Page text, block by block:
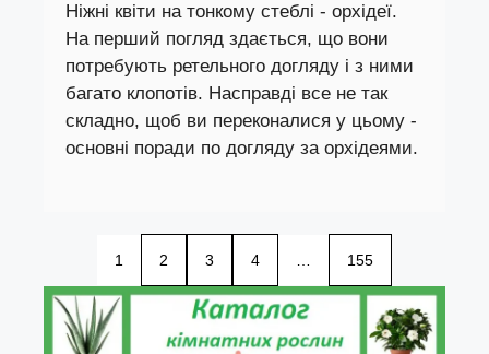
Ніжні квіти на тонкому стеблі - орхідеї.
На перший погляд здається, що вони
потребують ретельного догляду і з ними
багато клопотів. Насправді все не так
складно, щоб ви переконалися у цьому -
основні поради по догляду за орхідеями.
1 2 3 4 155